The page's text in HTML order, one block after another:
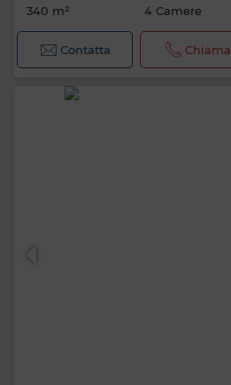
340 m² 4 Camere
Contatta Chiama